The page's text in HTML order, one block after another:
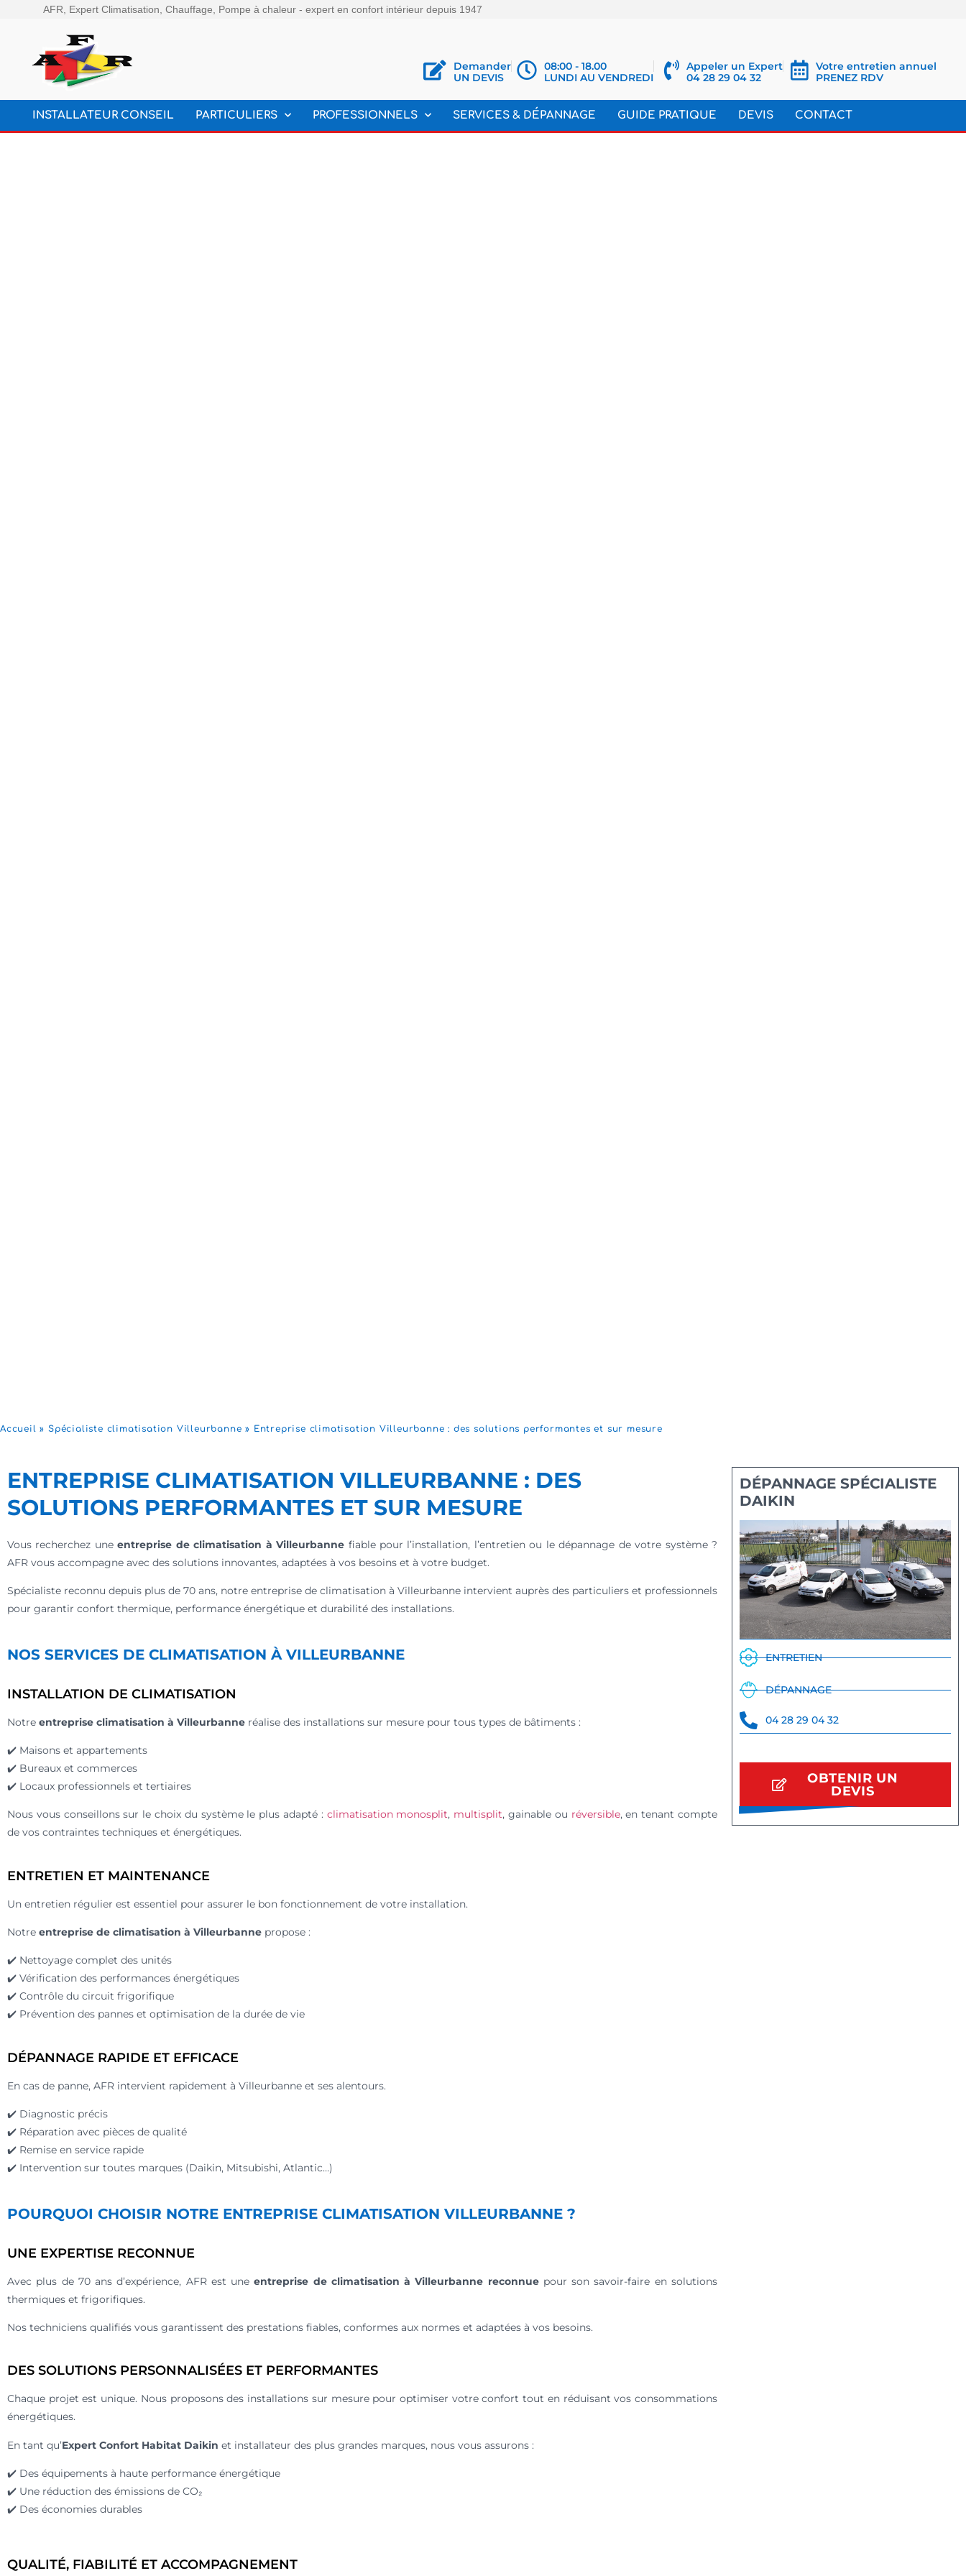
AFR, Expert Climatisation, Chauffage, Pompe à chaleur - expert en confort intérieur depuis 1947
Demander
UN DEVIS
08:00 - 18.00
LUNDI AU VENDREDI
Appeler un Expert
04 28 29 04 32
Votre entretien annuel
PRENEZ RDV
INSTALLATEUR CONSEIL PARTICULIERS PROFESSIONNELS SERVICES & DÉPANNAGE GUIDE PRATIQUE DEVIS CONTACT
Accueil »Spécialiste climatisation Villeurbanne » Entreprise climatisation Villeurbanne : des solutions performantes et sur mesure
ENTREPRISE CLIMATISATION VILLEURBANNE : DES
SOLUTIONS PERFORMANTES ET SUR MESURE
Vous recherchez uneentreprise de climatisation à Villeurbanne fiable pour l’installation, l’entretien ou le dépannage de votre système ?
AFR vous accompagne avec des solutions innovantes, adaptées à vos besoins et à votre budget.
Spécialiste reconnu depuis plus de 70 ans, notre entreprise de climatisation à Villeurbanne intervient auprès des particuliers et professionnels
pour garantir confort thermique, performance énergétique et durabilité des installations.
NOS SERVICES DE CLIMATISATION À VILLEURBANNE
INSTALLATION DE CLIMATISATION
Notre entreprise climatisation à Villeurbanne réalise des installations sur mesure pour tous types de bâtiments :
✔️ Maisons et appartements
✔️ Bureaux et commerces
✔️ Locaux professionnels et tertiaires
Nous vous conseillons sur le choix du système le plus adapté : climatisation monosplit, multisplit, gainable ou réversible, en tenant compte
de vos contraintes techniques et énergétiques.
ENTRETIEN ET MAINTENANCE
Un entretien régulier est essentiel pour assurer le bon fonctionnement de votre installation.
Notre entreprise de climatisation à Villeurbanne propose :
✔️ Nettoyage complet des unités
✔️ Vérification des performances énergétiques
✔️ Contrôle du circuit frigorifique
✔️ Prévention des pannes et optimisation de la durée de vie
DÉPANNAGE RAPIDE ET EFFICACE
En cas de panne, AFR intervient rapidement à Villeurbanne et ses alentours.
✔️ Diagnostic précis
✔️ Réparation avec pièces de qualité
✔️ Remise en service rapide
✔️ Intervention sur toutes marques (Daikin, Mitsubishi, Atlantic…)
POURQUOI CHOISIR NOTRE ENTREPRISE CLIMATISATION VILLEURBANNE ?
UNE EXPERTISE RECONNUE
Avec plus de 70 ans d’expérience, AFR est uneentreprise de climatisation à Villeurbanne reconnuepour son savoir-faire en solutions
thermiques et frigorifiques.
Nos techniciens qualifiés vous garantissent des prestations fiables, conformes aux normes et adaptées à vos besoins.
DES SOLUTIONS PERSONNALISÉES ET PERFORMANTES
Chaque projet est unique. Nous proposons des installations sur mesure pour optimiser votre confort tout en réduisant vos consommations
énergétiques.
En tant qu’Expert Confort Habitat Daikin et installateur des plus grandes marques, nous vous assurons :
✔️ Des équipements à haute performance énergétique
✔️ Une réduction des émissions de CO₂
✔️ Des économies durables
QUALITÉ, FIABILITÉ ET ACCOMPAGNEMENT
DÉPANNAGE SPÉCIALISTE
DAIKIN
ENTRETIEN
DÉPANNAGE
04 28 29 04 32
OBTENIR UN
DEVIS